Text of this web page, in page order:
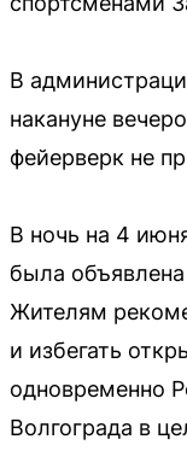
В
накануне
фейерверк не
В ночь на 4
была
Жителям
и избегать
одновременно
Волгограда в